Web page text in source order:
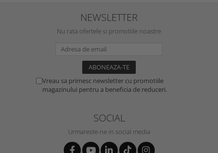
NEWSLETTER
Nu rata ofertele si promotiile noastre
Vreau sa primesc newsletter cu promotiile
magazinului pentru a beneficia de reduceri.
SOCIAL
Urmareste-ne in social media